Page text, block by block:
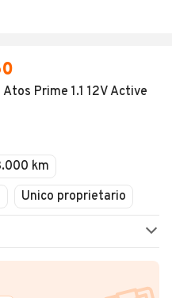
Prime 1.1 12V Active
km
Unico proprietario